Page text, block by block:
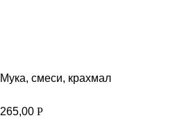
Мука, смеси, крахмал
265,00 Р